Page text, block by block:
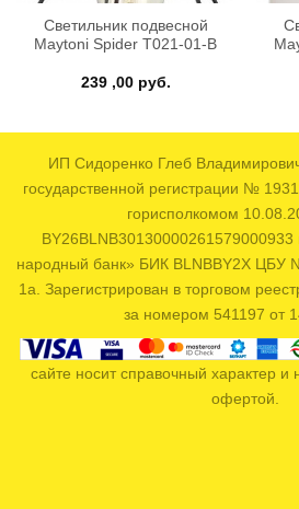
Светильник подвесной
Maytoni Spider T021-01-B
239 ,00 руб.
ИП Сидоренко Глеб
государственной регистрации №
горисполкомом
народный банк» БИК BLNBBY2X ЦБУ
1а. Зарегистрирован в торговом
за номером 541197 от
сайте носит справочный характер и
офертой.